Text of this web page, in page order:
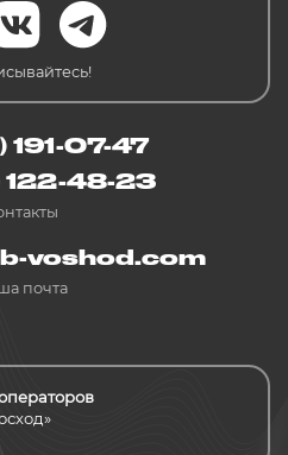
191-07-47
122-48-23
voshod.com
почта